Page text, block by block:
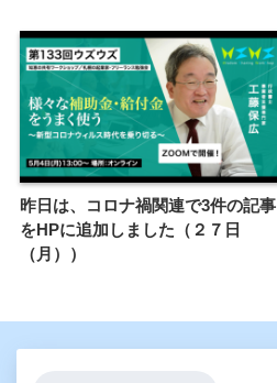
昨日は、コロナ禍関連で3件の記事
をHPに追加しました（２７日
（月））